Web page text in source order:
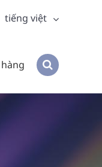
tiếng việt